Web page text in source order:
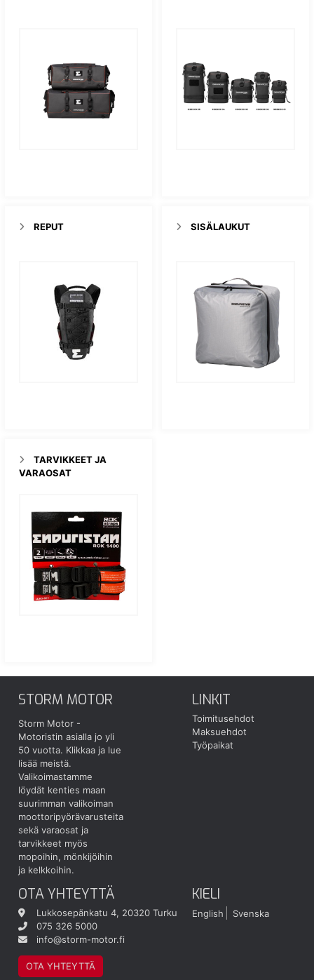
REPUT SISÄLAUKUT
TARVIKKEET JA
VARAOSAT
STORM MOTOR
Storm Motor -
Motoristin asialla jo yli
50 vuotta. Klikkaa ja lue
lisää meistä.
Valikoimastamme
löydät kenties maan
suurimman valikoiman
moottoripyörävarusteita
sekä varaosat ja
tarvikkeet myös
mopoihin, mönkijöihin
ja kelkkoihin.
LINKIT
Toimitusehdot
Maksuehdot
Työpaikat
OTA YHTEYTTÄ
Lukkosepänkatu 4, 20320 Turku
075 326 5000
info@storm-motor.fi
OTA YHTEYTTÄ
KIELI
English Svenska